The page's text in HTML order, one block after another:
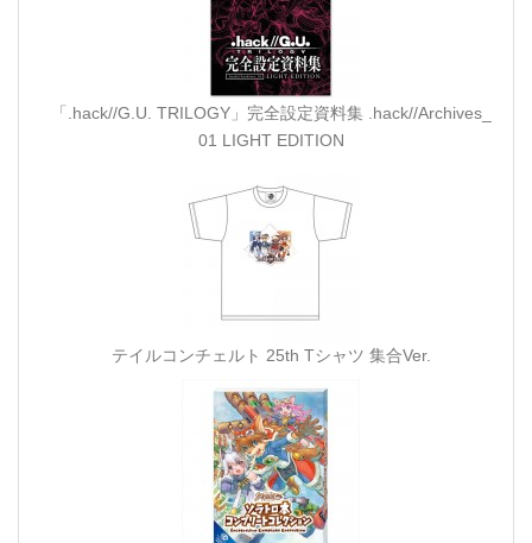
「.hack//G.U. TRILOGY」完全設定資料集 .hack//Archives_
01 LIGHT EDITION
テイルコンチェルト 25th Tシャツ 集合Ver.